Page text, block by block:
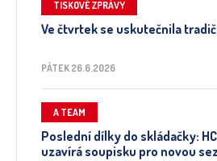
TISKOVÉ ZPRÁVY
Ve čtvrtek se uskutečnila
PÁTEK 26.6.2026
A TEAM
Poslední dílky do skládačky:
uzavírá soupisku pro novou